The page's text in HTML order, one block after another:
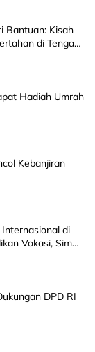
Bantuan: Kisah
di Tengah
Hadiah Umrah
Kebanjiran
Internasional di
Vokasi, Simak
DPD RI